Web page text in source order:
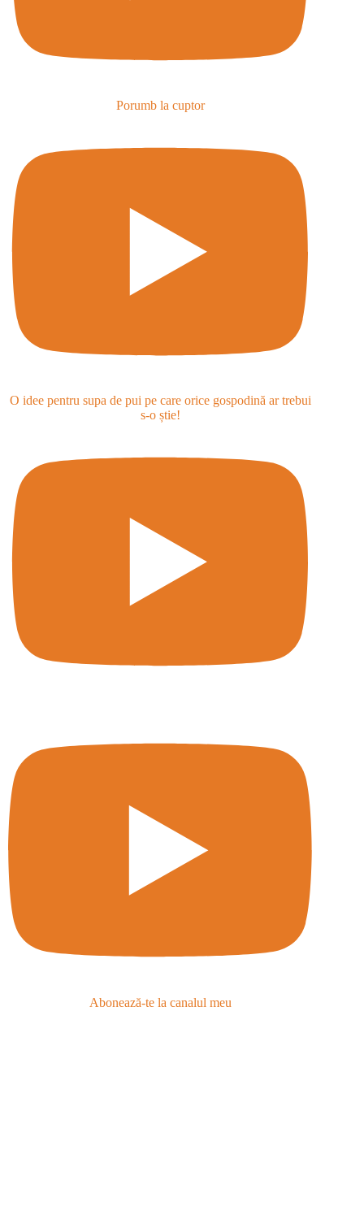
Porumb la cuptor
O idee pentru supa de pui pe care orice gospodină ar trebui
s-o știe!
Abonează-te la canalul meu